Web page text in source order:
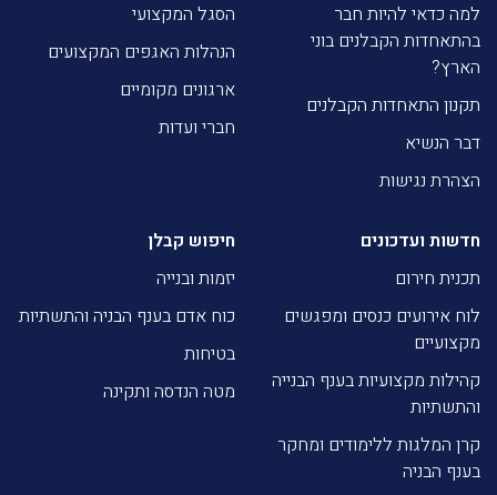
למה כדאי להיות חבר
בהתאחדות הקבלנים בוני
הארץ?
תקנון התאחדות הקבלנים
דבר הנשיא
הצהרת נגישות
הסגל המקצועי
הנהלות האגפים המקצועים
ארגונים מקומיים
חברי ועדות
חדשות ועדכונים
תכנית חירום
לוח אירועים כנסים ומפגשים
מקצועיים
קהילות מקצועיות בענף הבנייה
והתשתיות
קרן המלגות ללימודים ומחקר
בענף הבניה
חיפוש קבלן
יזמות ובנייה
כוח אדם בענף הבניה והתשתיות
בטיחות
מטה הנדסה ותקינה